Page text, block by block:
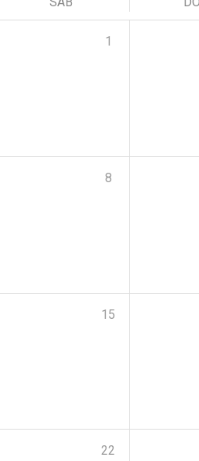
1
8
15
22